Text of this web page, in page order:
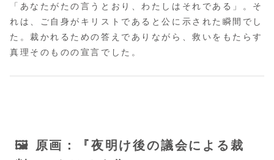
「あなたがたの言うとおり、わたしはそれである」。そ
れは、ご自身がキリストであると公に示された瞬間でし
た。裁かれるための答えでありながら、救いをもたらす
真理そのものの宣言でした。
🖼️ 原画：『夜明け後の議会による裁